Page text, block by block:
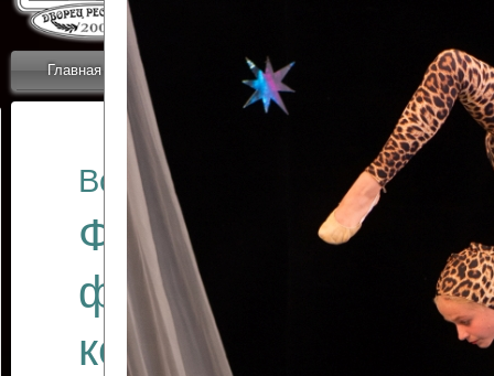
Главная Коллективы Новости
ОТЧЕТЫ ГКЦ
Все отчеты
Финал
фестиваля
коллективов